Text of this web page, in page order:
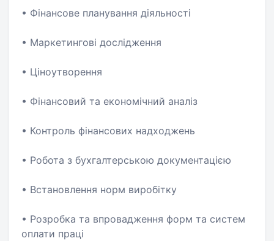
• Фінансове планування діяльності
• Маркетингові дослідження
• Ціноутворення
• Фінансовий та економічний аналіз
• Контроль фінансових надходжень
• Робота з бухгалтерською документацією
• Встановлення норм виробітку
• Розробка та впровадження форм та систем
оплати праці